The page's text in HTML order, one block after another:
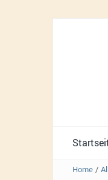
Home /